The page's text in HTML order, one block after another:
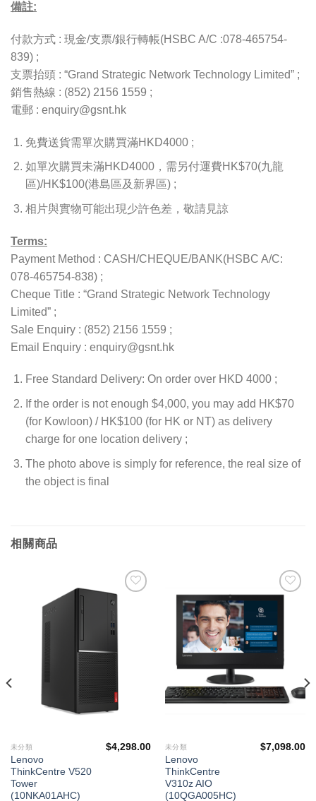
備註:
付款方式 : 現金/支票/銀行轉帳(HSBC A/C :078-465754-
839) ;
支票抬頭 : “Grand Strategic Network Technology Limited” ;
銷售熱線 : (852) 2156 1559 ;
電郵 : enquiry@gsnt.hk
免費送貨需單次購買滿HKD4000 ;
如單次購買未滿HKD4000，需另付運費HK$70(九龍
區)/HK$100(港島區及新界區) ;
相片與實物可能出現少許色差，敬請見諒
Terms:
Payment Method : CASH/CHEQUE/BANK(HSBC A/C:
078-465754-838) ;
Cheque Title : “Grand Strategic Network Technology
Limited” ;
Sale Enquiry : (852) 2156 1559 ;
Email Enquiry : enquiry@gsnt.hk
Free Standard Delivery: On order over HKD 4000 ;
If the order is not enough $4,000, you may add HK$70
(for Kowloon) / HK$100 (for HK or NT) as delivery
charge for one location delivery ;
The photo above is simply for reference, the real size of
the object is final
相關商品
未分類
Lenovo
ThinkCentre V520
Tower
(10NKA01AHC)
$4,298.00 未分類
Lenovo
ThinkCentre
V310z AIO
(10QGA005HC)
$7,098.00